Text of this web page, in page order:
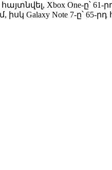
Xbox One-ը՝
իսկ Galaxy Note 7-ը՝ 65-